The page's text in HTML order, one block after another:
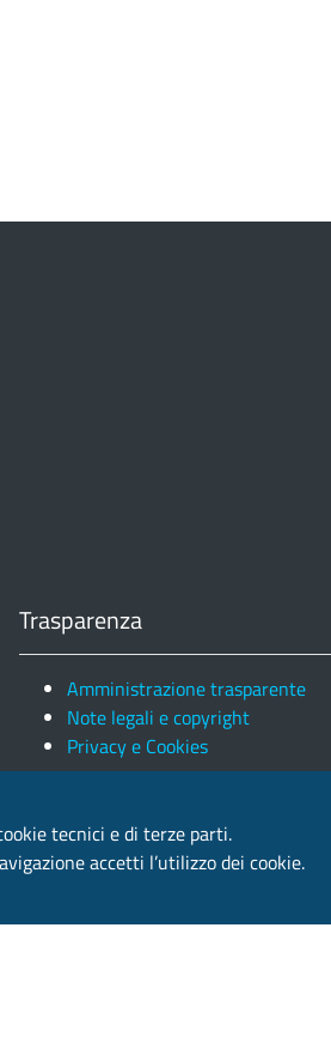
Trasparenza
Amministrazione trasparente
Note legali e copyright
Privacy e Cookies
tecnici e di terze parti.
accetti l’utilizzo dei cookie.